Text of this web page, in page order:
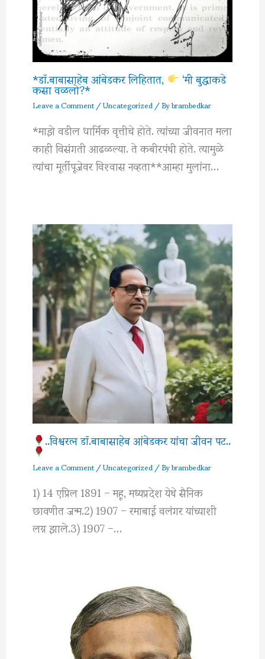
*डॉ.बाबासाहेब आंबेडकर लिहितात, ‘मी बुद्धाकडे
कसा वळलो?*
Leave a Comment/Uncategorized/ Bybrambedkar
*माझे वडील धार्मिक वृत्तीचे होते. त्यांच्या जीवनात मला
काही विसंगती आढळल्या. ते कबीरपंथी होते. त्यामुळे
त्यांचा मूर्तीपूजेवर विश्‍वास नव्हता**आम्हा मुलांना…
..विश्वरत्‍न डॉ.बाबासाहेब आंबेडकर यांचा जीवन पट..
Leave a Comment/Uncategorized/ Bybrambedkar
1) 14 एप्रिल 1891 – महू, मध्यप्रदेश येथे सैनिक
छावणीत जन्म.2) 1907 – रमाबाई वलंगर यांच्याशी
लग्न झाले.3) 1907 –…